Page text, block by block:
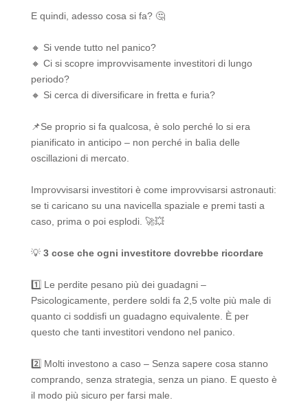
E quindi, adesso cosa si fa? 🤔
🔸 Si vende tutto nel panico?
🔸 Ci si scopre improvvisamente investitori di lungo
periodo?
🔸 Si cerca di diversificare in fretta e furia?
📌Se proprio si fa qualcosa, è solo perché lo si era
pianificato in anticipo – non perché in balìa delle
oscillazioni di mercato.
Improvvisarsi investitori è come improvvisarsi astronauti:
se ti caricano su una navicella spaziale e premi tasti a
caso, prima o poi esplodi. 🚀💥
💡 3 cose che ogni investitore dovrebbe ricordare
1️⃣ Le perdite pesano più dei guadagni –
Psicologicamente, perdere soldi fa 2,5 volte più male di
quanto ci soddisfi un guadagno equivalente. È per
questo che tanti investitori vendono nel panico.
2️⃣ Molti investono a caso – Senza sapere cosa stanno
comprando, senza strategia, senza un piano. E questo è
il modo più sicuro per farsi male.